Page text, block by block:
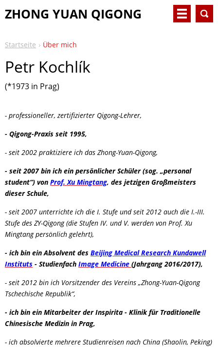
ZHONG YUAN QIGONG
Startseite Über mich
Petr Kochlík
(*1973 in Prag)
- professioneller, zertifizierter Qigong-Lehrer,
- Qigong-Praxis seit 1995,
- seit 2002 praktiziere ich das Zhong-Yuan-Qigong,
- seit 2007 bin ich ein persönlicher Schüler (sog. „personal
student“) von Prof. Xu Mingtang, des jetzigen Großmeisters
dieser Schule,
- seit 2007 unterrichte ich die I. Stufe und seit 2012 auch die I.-III.
Stufe des ZY-Qigong (die Stufen IV. und V. werden von Prof. Xu
Mingtang persönlich gelehrt),
- ich bin ein Absolvent des Beijing Medical Research Kundawell
Instituts - Studienfach Image Medicine (Jahrgang 2016/2017),
- seit 2012 bin ich Vorsitzender des Vereins „Zhong-Yuan-Qigong
Tschechische Republik“,
- ich bin ein Mitarbeiter der Inspirita - Klinik für Traditionelle
Chinesische Medizin in Prag,
- ich absolvierte mehrere Studienreisen nach China (Shaolin, Peking)